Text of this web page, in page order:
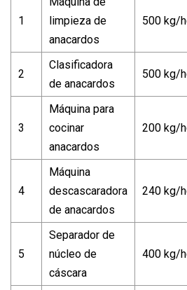
1
limpieza de
anacardos
500 kg/
2
Clasificadora
de anacardos
500 kg/
3
Máquina para
cocinar
anacardos
200 kg/
4
Máquina
descascaradora
de anacardos
240 kg/
5
Separador de
núcleo de
cáscara
400 kg/